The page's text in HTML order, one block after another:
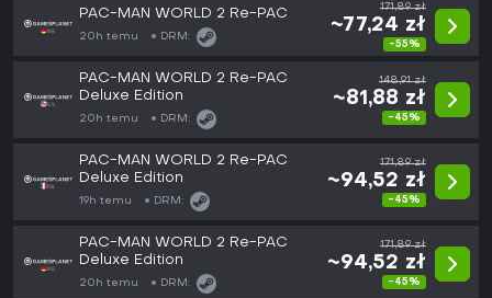
PAC-MAN WORLD 2 Re-PAC
20h temu DRM:
171,89 zł
~77,24 zł
-55%
PAC-MAN WORLD 2 Re-PAC
Deluxe Edition
20h temu DRM:
148,91 zł
~81,88 zł
-45%
PAC-MAN WORLD 2 Re-PAC
Deluxe Edition
19h temu DRM:
171,89 zł
~94,52 zł
-45%
PAC-MAN WORLD 2 Re-PAC
Deluxe Edition
20h temu DRM:
171,89 zł
~94,52 zł
-45%